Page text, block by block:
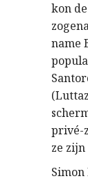
kon
name
privé-
ze